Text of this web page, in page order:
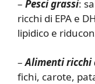
– Pesci grassi:
ricchi di EPA e
lipidico e
–Alimenti
fichi, carote,